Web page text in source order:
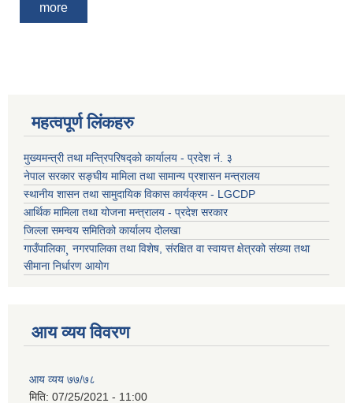
more
महत्वपूर्ण लिंकहरु
मुख्यमन्त्री तथा मन्त्रिपरिषद्को कार्यालय - प्रदेश नं. ३
नेपाल सरकार सङ्घीय मामिला तथा सामान्य प्रशासन मन्त्रालय
स्थानीय शासन तथा सामुदायिक विकास कार्यक्रम - LGCDP
आर्थिक मामिला तथा योजना मन्त्रालय - प्रदेश सरकार
जिल्ला समन्वय समितिको कार्यालय दोलखा
गाउँपालिका¸ नगरपालिका तथा विशेष, संरक्षित वा स्वायत्त क्षेत्रको संख्या तथा
सीमाना निर्धारण आयोग
आय व्यय विवरण
आय व्यय ७७/७८
मिति: 07/25/2021 - 11:00